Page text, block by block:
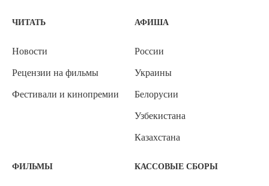
ЧИТАТЬ
Новости
Рецензии на фильмы
Фестивали и кинопремии
АФИША
России
Украины
Белорусии
Узбекистана
Казахстана
ФИЛЬМЫ КАССОВЫЕ СБОРЫ